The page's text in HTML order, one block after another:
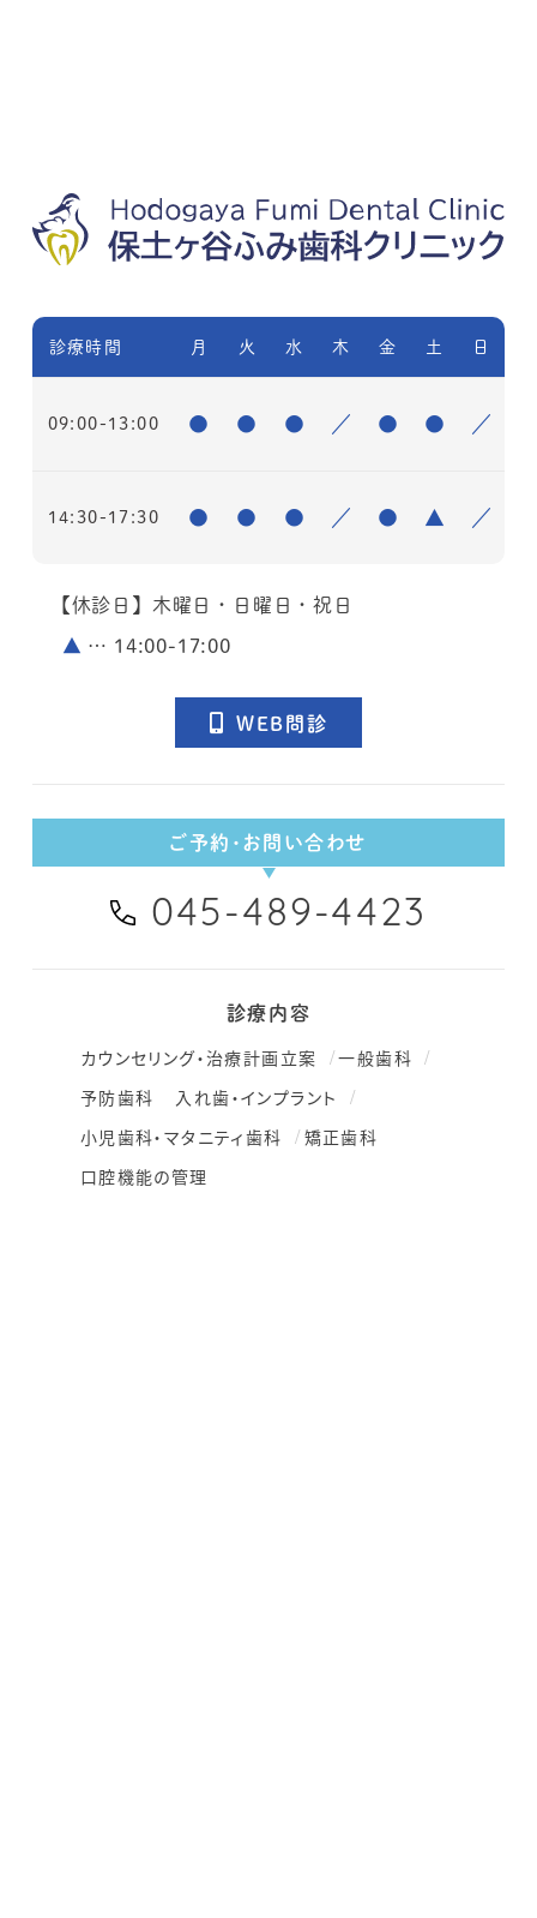
診療時間 月 火 水 木 金 土 日
09:00-13:00 ● ● ● ／ ● ● ／
14:30-17:30 ● ● ● ／ ● ▲ ／
【休診日】木曜日・日曜日・祝日
▲ … 14:00-17:00
WEB問診
ご予約・お問い合わせ
045-489-4423
診療内容
カウンセリング・治療計画立案
一般歯科
予防歯科
入れ歯・インプラント
小児歯科・マタニティ歯科
矯正歯科
口腔機能の管理